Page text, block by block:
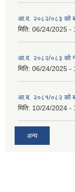
आ.व. २०८२/०८३ को
मिति: 06/24/2025 -
आ.व. २०८२/०८३ को
मिति: 06/24/2025 -
आ.ब. २०८१/०८२ को
मिति: 10/24/2024 -
अन्य